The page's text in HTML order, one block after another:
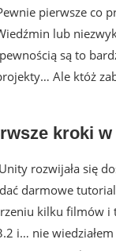
pierwsze co
lub
są to
Ale któż
kroki
rozwijała się
darmowe
kilku filmów i
i… nie wiedziałem